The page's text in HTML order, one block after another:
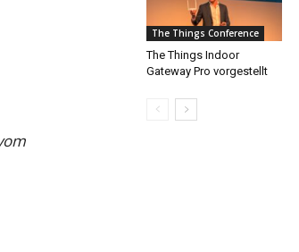
The Things Conference
The Things Indoor
Gateway Pro vorgestellt